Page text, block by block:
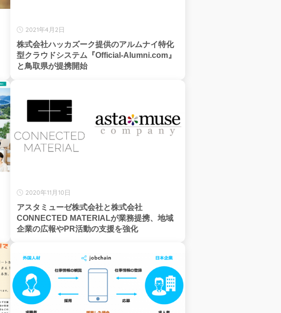
2021年4月2日
株式会社ハッカズーク提供のアルムナイ特化
型クラウドシステム『Official-Alumni.com』
と鳥取県が提携開始
2020年11月10日
アスタミューゼ株式会社と株式会社
CONNECTED MATERIALが業務提携、地域
企業の広報やPR活動の支援を強化